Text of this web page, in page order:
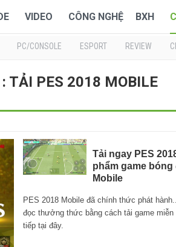
VIDEO CÔNG NGHỆ BXH
PC/CONSOLE ESPORT REVIEW
TẢI PES 2018 MOBILE
Tải ngay PES
phẩm game bóng
Mobile
PES 2018 Mobile đã chính thức phát
đọc thưởng thức bằng cách tải game
tiếp tại đây.